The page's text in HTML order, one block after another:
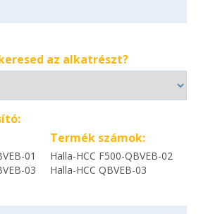
az alkatrészt?
Termék számok:
01
Halla-HCC F500-QBVEB-02
03
Halla-HCC QBVEB-03